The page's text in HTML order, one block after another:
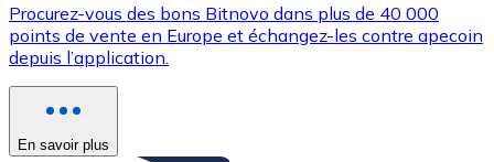
Procurez-vous des bons Bitnovo dans plus de 40 000
points de vente en Europe et échangez-les contre apecoin
depuis l’application.
En savoir plus